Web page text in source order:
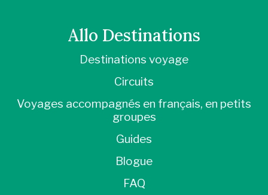
Allo Destinations
Destinations voyage
Circuits
Voyages accompagnés en français, en petits
groupes
Guides
Blogue
FAQ